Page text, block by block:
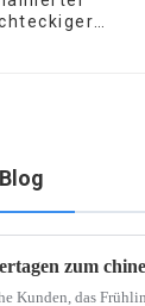
Kunden, das